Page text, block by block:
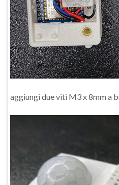
aggiungi due viti M3 x 8mm a